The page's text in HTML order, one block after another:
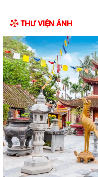
THÂN NHÂN LIỆT SĨ CHƯA
PHƯỜNG THỦY NGUYÊN
ĐÁP NGHĨA" NĂM 2026
THÔNG TIN VỀ VIỆC SẮP
ĐỊA BÀN PHƯỜNG THỦY
Nghị quyết thành lập phòng
Trung tâm chính trị
dưỡng lý luận chính trị và
Thông báo của UBND
nhân đề nghị xét tặng danh
THƯ VIỆN ẢNH